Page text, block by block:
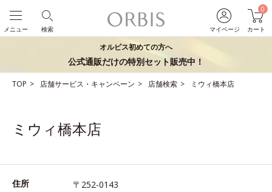
マイページ
0
カート
検索
メニュー
オルビス初めての方へ
公式通販だけの特別セット販売中！
TOP 店舗サービス・キャンペーン 店舗検索 ミウィ橋本店
ミウィ橋本店
住所
〒252-0143